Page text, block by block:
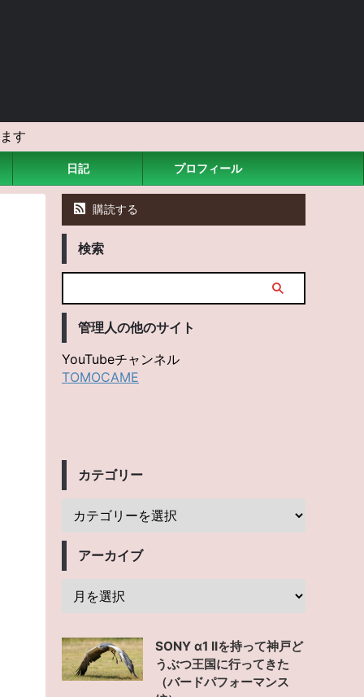
す
日記 プロフィール
購読する
検索
管理人の他のサイト
YouTubeチャンネル
TOMOCAME
カテゴリー
アーカイブ
SONY α1 IIを持って神戸ど
うぶつ王国に行ってきた
（バードパフォーマンス